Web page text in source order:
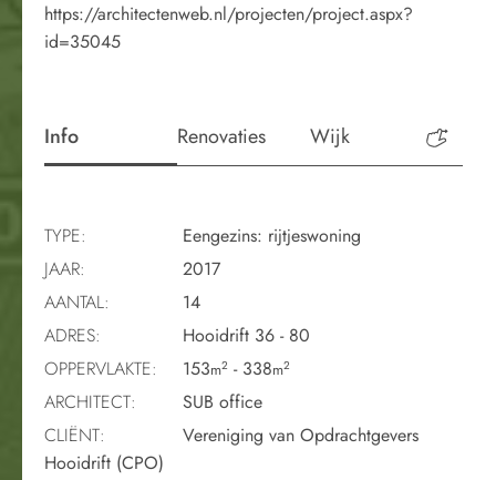
https://architectenweb.nl/projecten/project.aspx?
id=35045
Info Renovaties Wijk
TYPE:
Eengezins: rijtjeswoning
JAAR:
2017
AANTAL:
14
ADRES:
Hooidrift 36 - 80
OPPERVLAKTE:
153m2 - 338m2
ARCHITECT:
SUB office
CLIËNT:
Vereniging van Opdrachtgevers
Hooidrift (CPO)